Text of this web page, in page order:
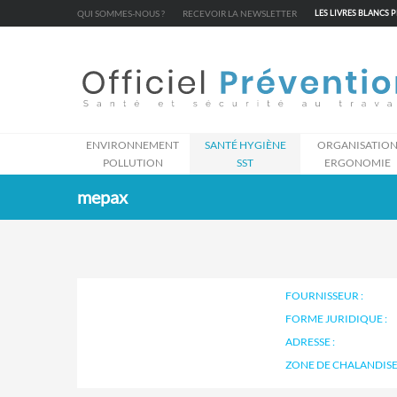
QUI SOMMES-NOUS ? RECEVOIR LA NEWSLETTER LES LIVRES BLANCS
ENVIRONNEMENT
POLLUTION
SANTÉ HYGIÈNE
SST
ORGANISATION
ERGONOMIE
mepax
FOURNISSEUR :
FORME JURIDIQUE :
ADRESSE :
ZONE DE
Cookies management panel